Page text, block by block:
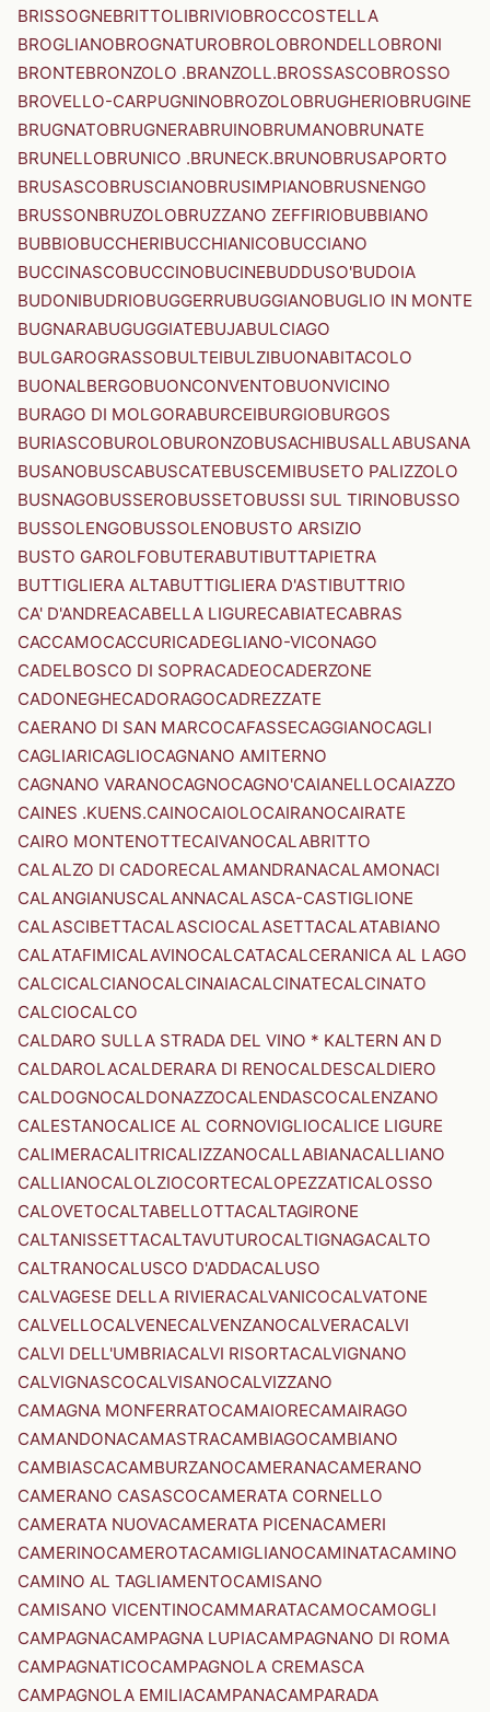
BRISSOGNEBRITTOLIBRIVIOBROCCOSTELLA
BROGLIANOBROGNATUROBROLOBRONDELLOBRONI
BRONTEBRONZOLO .BRANZOLL.BROSSASCOBROSSO
BROVELLO-CARPUGNINOBROZOLOBRUGHERIOBRUGINE
BRUGNATOBRUGNERABRUINOBRUMANOBRUNATE
BRUNELLOBRUNICO .BRUNECK.BRUNOBRUSAPORTO
BRUSASCOBRUSCIANOBRUSIMPIANOBRUSNENGO
BRUSSONBRUZOLOBRUZZANO ZEFFIRIOBUBBIANO
BUBBIOBUCCHERIBUCCHIANICOBUCCIANO
BUCCINASCOBUCCINOBUCINEBUDDUSO'BUDOIA
BUDONIBUDRIOBUGGERRUBUGGIANOBUGLIO IN MONTE
BUGNARABUGUGGIATEBUJABULCIAGO
BULGAROGRASSOBULTEIBULZIBUONABITACOLO
BUONALBERGOBUONCONVENTOBUONVICINO
BURAGO DI MOLGORABURCEIBURGIOBURGOS
BURIASCOBUROLOBURONZOBUSACHIBUSALLABUSANA
BUSANOBUSCABUSCATEBUSCEMIBUSETO PALIZZOLO
BUSNAGOBUSSEROBUSSETOBUSSI SUL TIRINOBUSSO
BUSSOLENGOBUSSOLENOBUSTO ARSIZIO
BUSTO GAROLFOBUTERABUTIBUTTAPIETRA
BUTTIGLIERA ALTABUTTIGLIERA D'ASTIBUTTRIO
CA' D'ANDREACABELLA LIGURECABIATECABRAS
CACCAMOCACCURICADEGLIANO-VICONAGO
CADELBOSCO DI SOPRACADEOCADERZONE
CADONEGHECADORAGOCADREZZATE
CAERANO DI SAN MARCOCAFASSECAGGIANOCAGLI
CAGLIARICAGLIOCAGNANO AMITERNO
CAGNANO VARANOCAGNOCAGNO'CAIANELLOCAIAZZO
CAINES .KUENS.CAINOCAIOLOCAIRANOCAIRATE
CAIRO MONTENOTTECAIVANOCALABRITTO
CALALZO DI CADORECALAMANDRANACALAMONACI
CALANGIANUSCALANNACALASCA-CASTIGLIONE
CALASCIBETTACALASCIOCALASETTACALATABIANO
CALATAFIMICALAVINOCALCATACALCERANICA AL LAGO
CALCICALCIANOCALCINAIACALCINATECALCINATO
CALCIOCALCO
CALDARO SULLA STRADA DEL VINO * KALTERN AN D
CALDAROLACALDERARA DI RENOCALDESCALDIERO
CALDOGNOCALDONAZZOCALENDASCOCALENZANO
CALESTANOCALICE AL CORNOVIGLIOCALICE LIGURE
CALIMERACALITRICALIZZANOCALLABIANACALLIANO
CALLIANOCALOLZIOCORTECALOPEZZATICALOSSO
CALOVETOCALTABELLOTTACALTAGIRONE
CALTANISSETTACALTAVUTUROCALTIGNAGACALTO
CALTRANOCALUSCO D'ADDACALUSO
CALVAGESE DELLA RIVIERACALVANICOCALVATONE
CALVELLOCALVENECALVENZANOCALVERACALVI
CALVI DELL'UMBRIACALVI RISORTACALVIGNANO
CALVIGNASCOCALVISANOCALVIZZANO
CAMAGNA MONFERRATOCAMAIORECAMAIRAGO
CAMANDONACAMASTRACAMBIAGOCAMBIANO
CAMBIASCACAMBURZANOCAMERANACAMERANO
CAMERANO CASASCOCAMERATA CORNELLO
CAMERATA NUOVACAMERATA PICENACAMERI
CAMERINOCAMEROTACAMIGLIANOCAMINATACAMINO
CAMINO AL TAGLIAMENTOCAMISANO
CAMISANO VICENTINOCAMMARATACAMOCAMOGLI
CAMPAGNACAMPAGNA LUPIACAMPAGNANO DI ROMA
CAMPAGNATICOCAMPAGNOLA CREMASCA
CAMPAGNOLA EMILIACAMPANACAMPARADA